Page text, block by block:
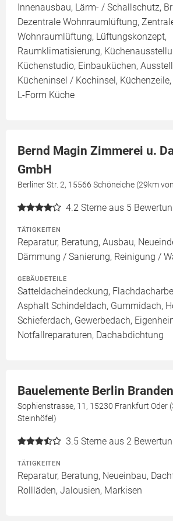
Innenausbau, Lärm- / Schallschutz,
Dezentrale Wohnraumlüftung,
Wohnraumlüftung, Lüftungskonzept,
Raumklimatisierung,
Küchenstudio, Einbauküchen,
Kücheninsel / Kochinsel,
L-Form Küche
Bernd Magin Zimmerei u.
GmbH
Berliner Str. 2, 15566 Schöneiche (29km
4.2 Sterne aus 5
TÄTIGKEITEN
Reparatur, Beratung, Ausbau,
Dämmung / Sanierung, Reinigung /
GEBÄUDETEILE
Satteldacheindeckung,
Asphalt Schindeldach, Gummidach,
Schieferdach, Gewerbedach,
Notfallreparaturen, Dachabdichtung
Bauelemente Berlin
Sophienstrasse, 11, 15230 Frankfurt Oder
Steinhöfel)
3.5 Sterne aus 2
TÄTIGKEITEN
Reparatur, Beratung, Neueinbau,
Rollläden, Jalousien, Markisen